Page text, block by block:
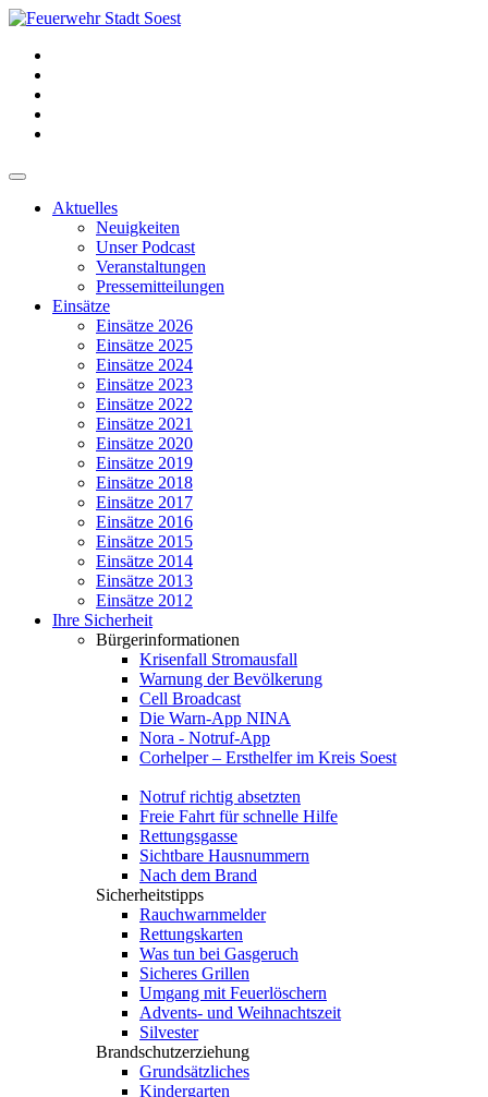
Aktuelles
Neuigkeiten
Unser Podcast
Veranstaltungen
Pressemitteilungen
Einsätze
Einsätze 2026
Einsätze 2025
Einsätze 2024
Einsätze 2023
Einsätze 2022
Einsätze 2021
Einsätze 2020
Einsätze 2019
Einsätze 2018
Einsätze 2017
Einsätze 2016
Einsätze 2015
Einsätze 2014
Einsätze 2013
Einsätze 2012
Ihre Sicherheit
Bürgerinformationen
Krisenfall Stromausfall
Warnung der Bevölkerung
Cell Broadcast
Die Warn-App NINA
Nora - Notruf-App
Corhelper – Ersthelfer im Kreis Soest
Notruf richtig absetzten
Freie Fahrt für schnelle Hilfe
Rettungsgasse
Sichtbare Hausnummern
Nach dem Brand
Sicherheitstipps
Rauchwarnmelder
Rettungskarten
Was tun bei Gasgeruch
Sicheres Grillen
Umgang mit Feuerlöschern
Advents- und Weihnachtszeit
Silvester
Brandschutzerziehung
Grundsätzliches
Kindergarten